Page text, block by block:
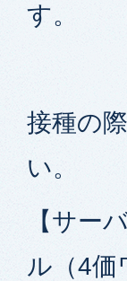
す。
接種の
い。
【サー
ル（4価